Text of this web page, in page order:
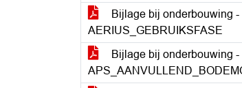
Bijlage bij onderbouwing -
AERIUS_GEBRUIKSFASE
Bijlage bij onderbouwing -